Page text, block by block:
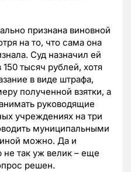
признана виновной
на то, что сама она
Суд назначил ей
тысяч рублей, хотя
в виде штрафа,
полученной взятки, а
руководящие
учреждениях на три
муниципальными
можно. Да и
так уж велик – еще
решен.